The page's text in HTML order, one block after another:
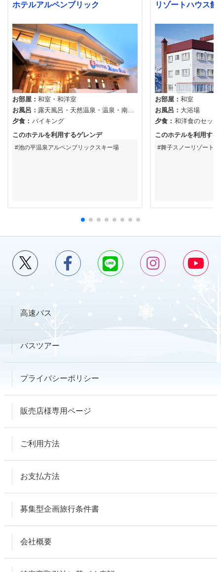
ホテルアルペンブリック
お部屋 和室
和洋室
お風呂
露天風呂 天然温泉 温泉
南地
獄谷温泉
夕食
バイキング
このホテルを利用するゲレンデ
池の平温泉アルペンブリックスキー場
リゾートハウス飯
お部屋
和室
お風呂
大浴場
夕食
和洋食のセッ
このホテルを利用する
舞子スノーリゾート
高速バス
バスツアー
プライバシーポリシー
販売店様専用ページ
ご利用方法
お支払方法
募集型企画旅行条件書
会社概要